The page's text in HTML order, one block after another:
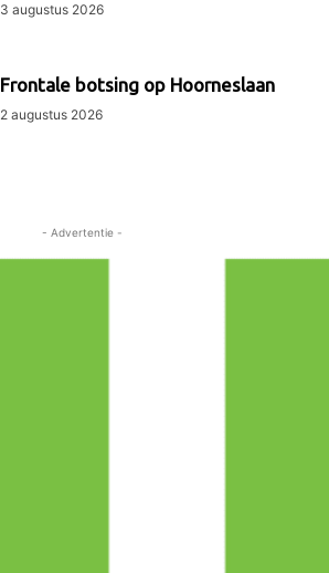
3 augustus 2026
Frontale botsing op Hoorneslaan
2 augustus 2026
- Advertentie -